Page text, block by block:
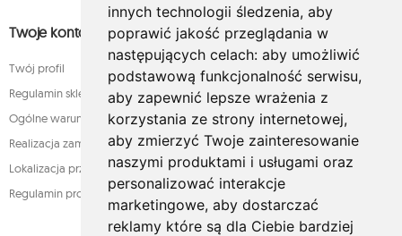
innych technologii śledzenia, aby
poprawić jakość przeglądania w
następujących celach: aby umożliwić
podstawową funkcjonalność serwisu,
aby zapewnić lepsze wrażenia z
korzystania ze strony internetowej,
aby zmierzyć Twoje zainteresowanie
naszymi produktami i usługami oraz
personalizować interakcje
marketingowe, aby dostarczać
reklamy które są dla Ciebie bardziej
Twoje konto
Twój profil
Regulamin sklepu internetowego whamaku.pl
Ogólne warunki sprzedaży
Realizacja zamówienia
Lokalizacja przesyłki
Regulamin programu lojalnościowego